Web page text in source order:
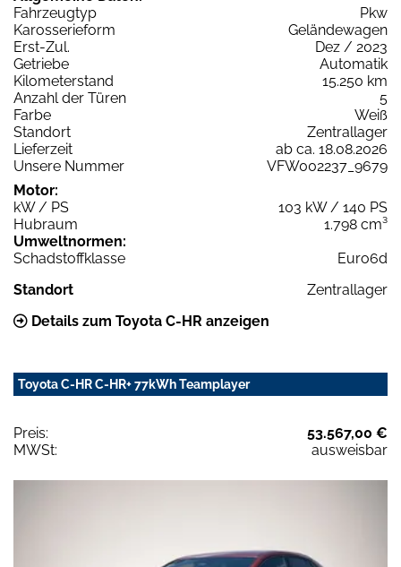
Fahrzeugtyp
Pkw
Karosserieform
Geländewagen
Erst-Zul.
Dez / 2023
Getriebe
Automatik
Kilometerstand
15.250 km
Anzahl der Türen
5
Farbe
Weiß
Standort
Zentrallager
Lieferzeit
ab ca. 18.08.2026
Unsere Nummer
VFW002237_9679
Motor:
kW / PS
103 kW / 140 PS
Hubraum
1.798 cm³
Umweltnormen:
Schadstoffklasse
Euro6d
Standort
Zentrallager
Details zum Toyota C-HR anzeigen
Toyota C-HR C-HR+ 77kWh Teamplayer
Preis:
53.567,00 €
MWSt:
ausweisbar